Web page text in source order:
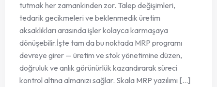
tutmak her zamankinden zor. Talep değişimleri,
tedarik gecikmeleri ve beklenmedik üretim
aksaklıkları arasında işler kolayca karmaşaya
dönüşebilir.İşte tam da bu noktada MRP programı
devreye girer — üretim ve stok yönetimine düzen,
doğruluk ve anlık görünürlük kazandırarak süreci
kontrol altına almanızı sağlar. Skala MRP yazılımı [...]